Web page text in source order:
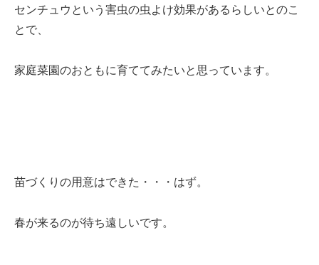
センチュウという害虫の虫よけ効果があるらしいとのこ
とで、
家庭菜園のおともに育ててみたいと思っています。
苗づくりの用意はできた・・・はず。
春が来るのが待ち遠しいです。